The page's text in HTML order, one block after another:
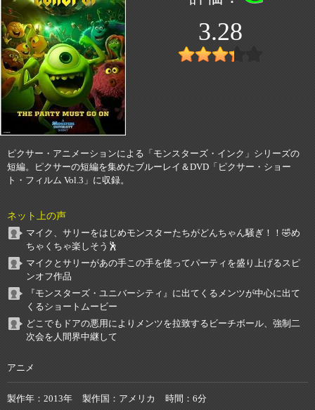
3.28
ピクサー・アニメーションによる「モンスターズ・インク」シリーズの
短編。ピクサーの短編を集めたブルーレイ＆DVD「ピクサー・ショー
ト・フィルム Vol.3」に収録。
ネット上の声
マイク、サリーをはじめモンスターたちがどんちゃん騒ぎ！！🤣め
ちゃくちゃ楽しそう🕺
マイクとサリーがあの手この手を使ってパーティを盛り上げるスピ
ンオフ作品
『モンスターズ・ユニバーシティ』に出てくるメンツが中心に出て
くるショートムービー
どこでもドアの悪用によりメンツを拉致するビーチボール、強制二
次会を人間界中継して
アニメ
製作年 2013年 製作国 アメリカ 時間
6分